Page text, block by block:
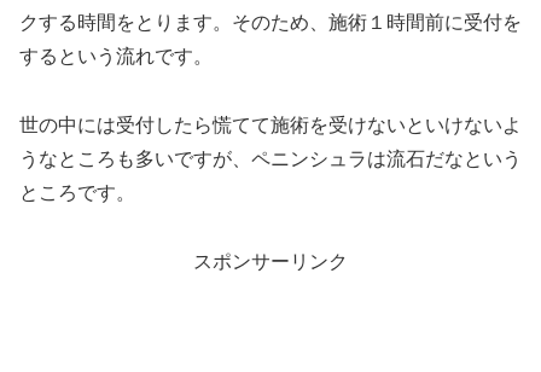
クする時間をとります。そのため、施術１時間前に受付を
するという流れです。
世の中には受付したら慌てて施術を受けないといけないよ
うなところも多いですが、ペニンシュラは流石だなという
ところです。
スポンサーリンク